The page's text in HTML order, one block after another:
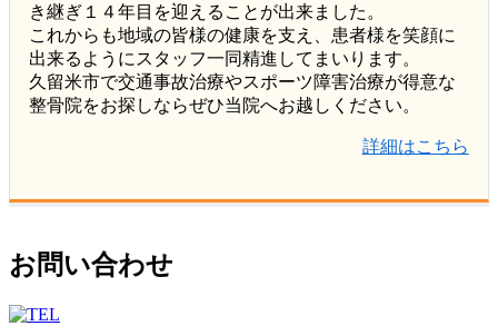
き継ぎ１４年目を迎えることが出来ました。
これからも地域の皆様の健康を支え、患者様を笑顔に
出来るようにスタッフ一同精進してまいります。
久留米市で交通事故治療やスポーツ障害治療が得意な
整骨院をお探しならぜひ当院へお越しください。
詳細はこちら
お問い合わせ